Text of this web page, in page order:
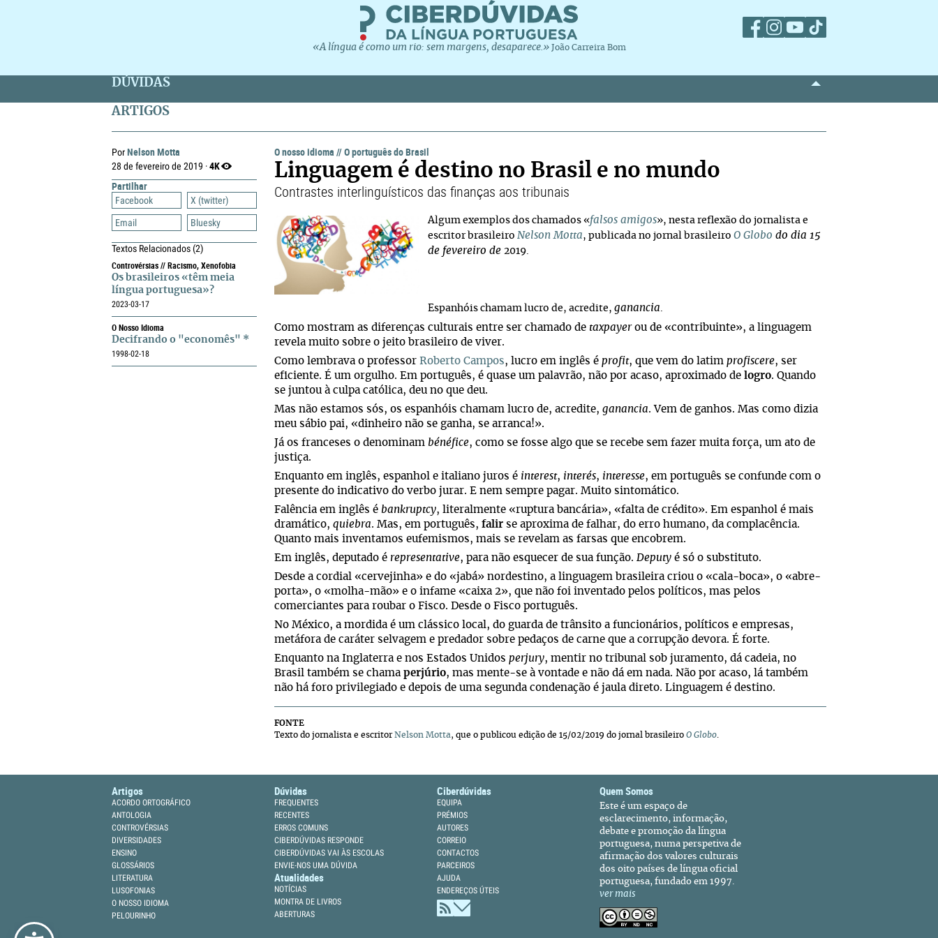
«A língua é como um rio: sem margens, desaparece.» João Carreira Bom
DÚVIDAS
ARTIGOS
PorNelson Motta
28 de fevereiro de 2019 ·4K
Partilhar
Facebook
X (twitter)
Email
Bluesky
Textos Relacionados(2)
Controvérsias // Racismo, Xenofobia
Os brasileiros «têm meia
língua portuguesa»?
2023-03-17
O Nosso Idioma
Decifrando o "economês" *
1998-02-18
O nosso idioma //O português do Brasil
Linguagem é destino no Brasil e no mundo
Contrastes interlinguísticos das finanças aos tribunais
Algum exemplos dos chamados «falsos amigos», nesta reflexão do jornalista e
escritor brasileiro Nelson Motta, publicada no jornal brasileiro O Globo do dia 15
de fevereiro de 2019.
Espanhóis chamam lucro de, acredite, ganancia.
Como mostram as diferenças culturais entre ser chamado de taxpayerou de «contribuinte», a linguagem
revela muito sobre o jeito brasileiro de viver.
Como lembrava o professor Roberto Campos, lucro em inglês é profit, que vem do latim profiscere, ser
eficiente. É um orgulho. Em português, é quase um palavrão, não por acaso, aproximado de logro. Quando
se juntou à culpa católica, deu no que deu.
Mas não estamos sós, os espanhóis chamam lucro de, acredite, ganancia. Vem de ganhos. Mas como dizia
meu sábio pai, «dinheiro não se ganha, se arranca!».
Já os franceses o denominam bénéfice, como se fosse algo que se recebe sem fazer muita força, um ato de
justiça.
Enquanto em inglês, espanhol e italiano juros é interest, interés, interesse, em português se confunde com o
presente do indicativo do verbo jurar. E nem sempre pagar. Muito sintomático.
Falência em inglês é bankruptcy, literalmente «ruptura bancária», «falta de crédito». Em espanhol é mais
dramático, quiebra. Mas, em português, falir se aproxima de falhar, do erro humano, da complacência.
Quanto mais inventamos eufemismos, mais se revelam as farsas que encobrem.
Em inglês, deputado é representative, para não esquecer de sua função. Deputy é só o substituto.
Desde a cordial «cervejinha» e do «jabá» nordestino, a linguagem brasileira criou o «cala-boca», o «abre-
porta», o «molha-mão» e o infame «caixa 2», que não foi inventado pelos políticos, mas pelos
comerciantes para roubar o Fisco. Desde o Fisco português.
No México, a mordida é um clássico local, do guarda de trânsito a funcionários, políticos e empresas,
metáfora de caráter selvagem e predador sobre pedaços de carne que a corrupção devora. É forte.
Enquanto na Inglaterra e nos Estados Unidos perjury, mentir no tribunal sob juramento, dá cadeia, no
Brasil também se chama perjúrio, mas mente-se à vontade e não dá em nada. Não por acaso, lá também
não há foro privilegiado e depois de uma segunda condenação é jaula direto. Linguagem é destino.
FONTE
Texto do jornalista e escritorNelson Motta, que o publicou edição de 15/02/2019 do jornal brasileiro O Globo
Artigos
ACORDO ORTOGRÁFICO
ANTOLOGIA
CONTROVÉRSIAS
DIVERSIDADES
ENSINO
GLOSSÁRIOS
LITERATURA
LUSOFONIAS
O NOSSO IDIOMA
PELOURINHO
Dúvidas
FREQUENTES
RECENTES
ERROS COMUNS
CIBERDÚVIDAS RESPONDE
CIBERDÚVIDAS VAI ÀS ESCOLAS
ENVIE-NOS UMA DÚVIDA
Atualidades
NOTÍCIAS
MONTRA DE LIVROS
ABERTURAS
Ciberdúvidas
EQUIPA
PRÉMIOS
AUTORES
CORREIO
CONTACTOS
PARCEIROS
AJUDA
ENDEREÇOS ÚTEIS
Quem Somos
Este é um espaço de
esclarecimento, informação,
debate e promoção da língua
portuguesa, numa perspetiva de
afirmação dos valores culturais
dos oito países de língua oficial
portuguesa, fundado em 1997.
ver mais